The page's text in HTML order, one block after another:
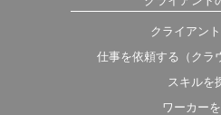
クライアン
仕事を依頼する（クラ
スキルを
ワーカー